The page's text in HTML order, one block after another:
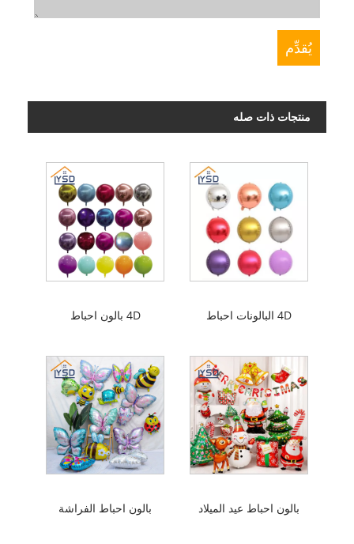
منتجات ذات صله
4D بالون احباط 4D البالونات احباط
بالون احباط الفراشة بالون احباط عيد الميلاد